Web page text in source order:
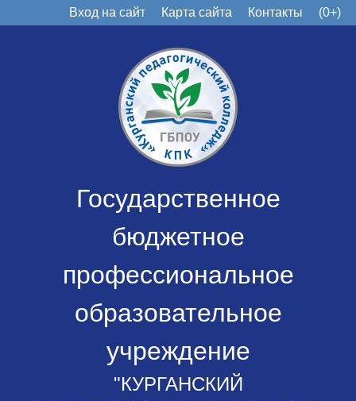
Вход на сайт Карта сайта Контакты (0+)
Государственное
бюджетное
профессиональное
образовательное
учреждение
"КУРГАНСКИЙ